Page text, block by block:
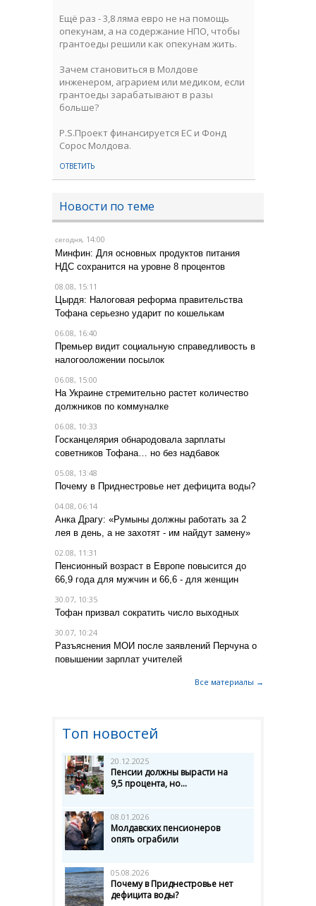
Ещё раз - 3,8 ляма евро не на помощь
опекунам, а на содержание НПО, чтобы
грантоеды решили как опекунам жить.
Зачем становиться в Молдове
инженером, аграрием или медиком, если
грантоеды зарабатывают в разы
больше?
P.S.Проект финансируется ЕС и Фонд
Сорос Молдова.
ОТВЕТИТЬ
Новости по теме
сегодня, 14:00
Минфин: Для основных продуктов питания
НДС сохранится на уровне 8 процентов
08.08, 15:11
Цырдя: Налоговая реформа правительства
Тофана серьезно ударит по кошелькам
06.08, 16:40
Премьер видит социальную справедливость в
налогооложении посылок
06.08, 15:00
На Украине стремительно растет количество
должников по коммуналке
06.08, 10:33
Госканцелярия обнародовала зарплаты
советников Тофана… но без надбавок
05.08, 13:48
Почему в Приднестровье нет дефицита воды?
04.08, 06:14
Анка Драгу: «Румыны должны работать за 2
лея в день, а не захотят - им найдут замену»
02.08, 11:31
Пенсионный возраст в Европе повысится до
66,9 года для мужчин и 66,6 - для женщин
30.07, 10:35
Тофан призвал сократить число выходных
30.07, 10:24
Разъяснения МОИ после заявлений Перчуна о
повышении зарплат учителей
Все материалы →
Топ новостей
20.12.2025
Пенсии должны вырасти на
9,5 процента, но...
08.01.2026
Молдавских пенсионеров
опять ограбили
05.08.2026
Почему в Приднестровье нет
дефицита воды?